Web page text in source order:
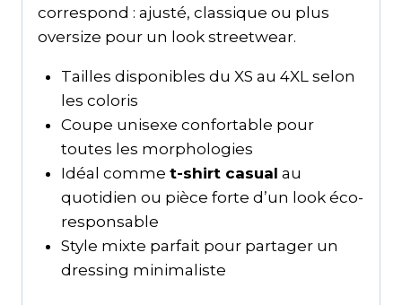
correspond : ajusté, classique ou plus
oversize pour un look streetwear.
Tailles disponibles du XS au 4XL selon
les coloris
Coupe unisexe confortable pour
toutes les morphologies
Idéal comme t-shirt casual au
quotidien ou pièce forte d’un look éco-
responsable
Style mixte parfait pour partager un
dressing minimaliste